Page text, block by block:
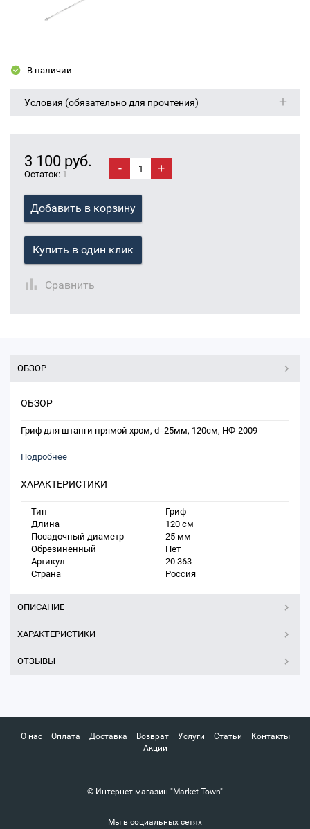
В наличии
Условия (обязательно для прочтения)
3 100 руб.
Остаток: 1 - +
Добавить в корзину
Купить в один клик
Сравнить
ОБЗОР
ОБЗОР
Гриф для штанги прямой хром, d=25мм, 120см, НФ-2009
Подробнее
ХАРАКТЕРИСТИКИ
Тип
Гриф
Длина
120 см
Посадочный диаметр
25 мм
Обрезиненный
Нет
Артикул
20 363
Страна
Россия
ОПИСАНИЕ
ХАРАКТЕРИСТИКИ
ОТЗЫВЫ
О нас Оплата Доставка Возврат Услуги Статьи
Контакты
Акции
© Интернет-магазин "Market-Town"
Мы в социальных сетях